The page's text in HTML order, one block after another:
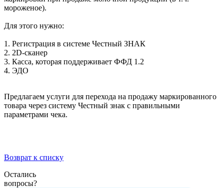
мороженое).
Для этого нужно:
1. Регистрация в системе Честный ЗНАК
2. 2D-сканер
3. Касса, которая поддерживает ФФД 1.2
4. ЭДО
Предлагаем услуги для перехода на продажу маркированного
товара через систему Честный знак с правильными
параметрами чека.
Возврат к списку
Остались
вопросы?